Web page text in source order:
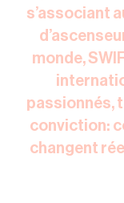
s’associant
monde,
passionnés,
conviction:
changent